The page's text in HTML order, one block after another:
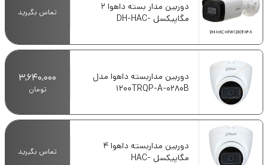
دوربین مدار بسته داهوا 2
مگاپیکسل DH-HAC-
تماس بگیرید
دوربین مداربسته داهوا مدل
1200TRQP-A-0280B
3,640,000
تومان
دوربین مداربسته داهوا 4
مگاپیکسل HAC-
تماس بگیرید